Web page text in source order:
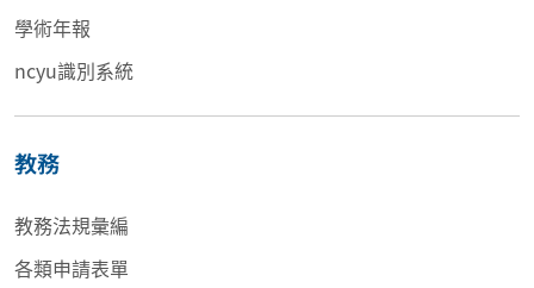
學術年報
ncyu識別系統
教務
教務法規彙編
各類申請表單